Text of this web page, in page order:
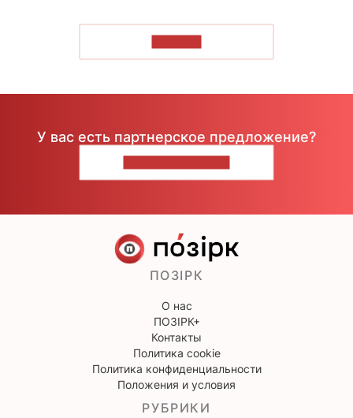
У вас есть партнерское предложение?
ПОЗІРК
О нас
ПОЗІРК+
Контакты
Политика cookie
Политика конфиденциальности
Положения и условия
РУБРИКИ